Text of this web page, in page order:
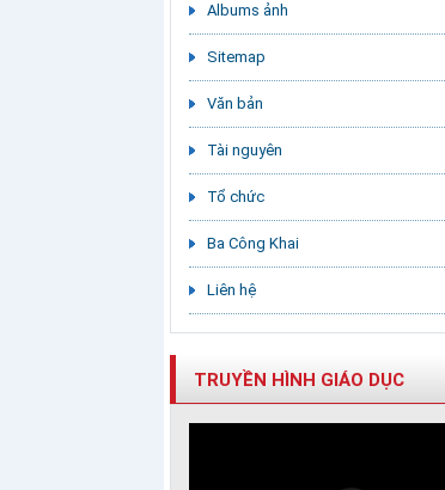
Albums ảnh
Sitemap
Văn bản
Tài nguyên
Tổ chức
Ba Công Khai
Liên hệ
TRUYỀN HÌNH GIÁO DỤC